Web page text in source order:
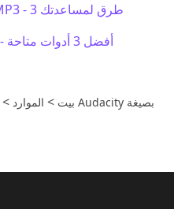
كيف يمكننا تحويل AIF إلى MP3 - 3 طرق لمساعدتك
كيفية تحويل MP3 إلى AAC - أفضل 3 أدوات متاحة
بيت > الموارد >